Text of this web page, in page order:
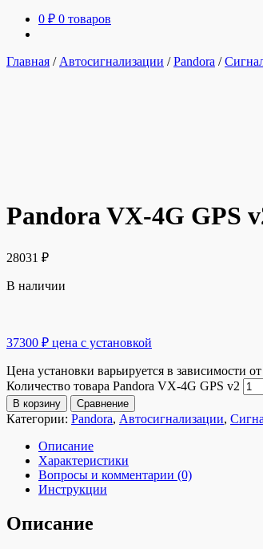
0 ₽ 0 товаров
Главная / Автосигнализации /Pandora /
Pandora VX-4G GPS
28031 ₽
В наличии
37300 ₽ цена с установкой
Цена установки варьируется в зависимости
Количество товара Pandora VX-4G GPS v2
В корзину Сравнение
Категории: Pandora, Автосигнализации,
Описание
Характеристики
Вопросы и комментарии (0)
Инструкции
Описание